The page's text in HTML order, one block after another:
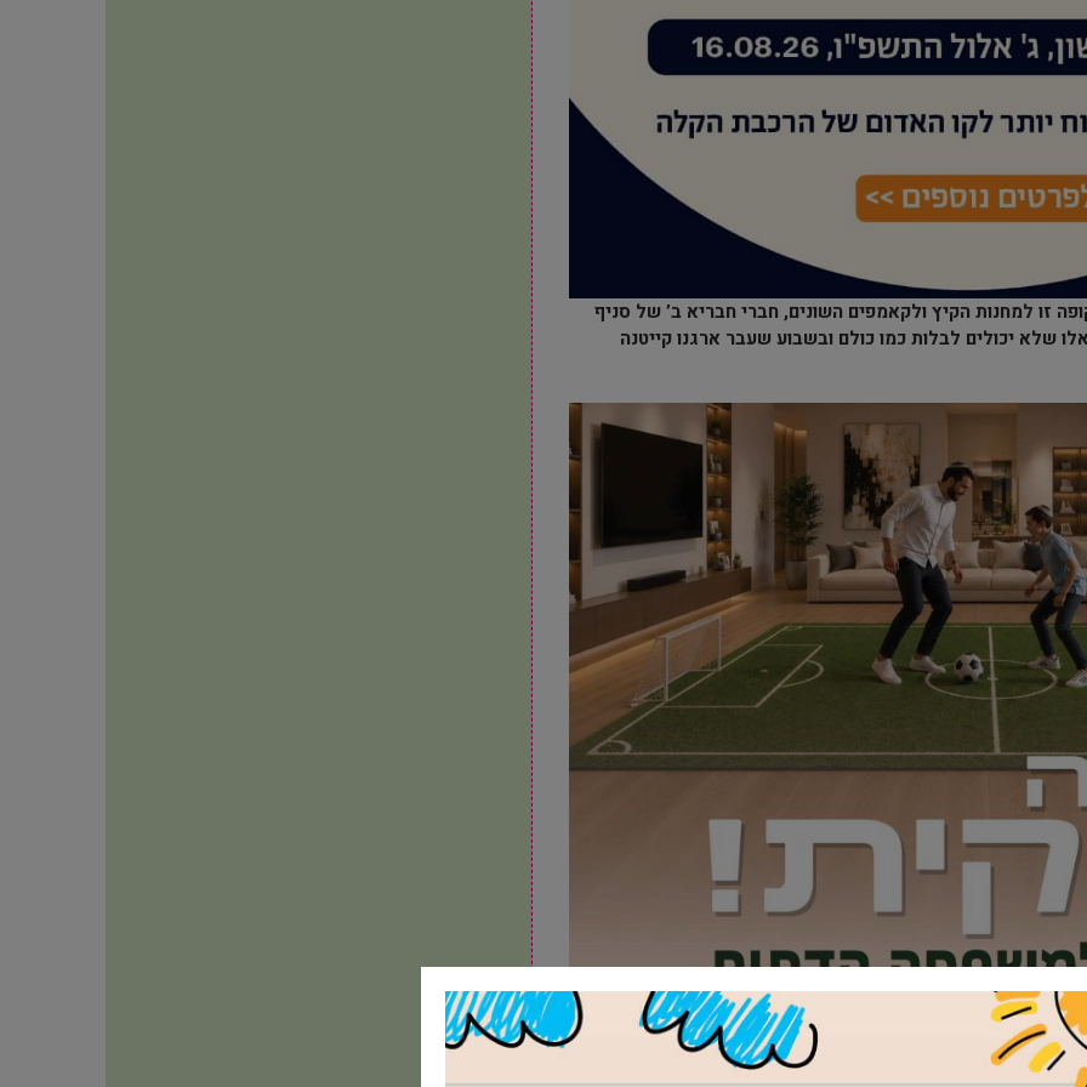
זו למחנות הקיץ ולקאמפים השונים, חברי חבריא ב’ של סניף
שלא יכולים לבלות כמו כולם ובשבוע שעבר ארגנו קייטנה